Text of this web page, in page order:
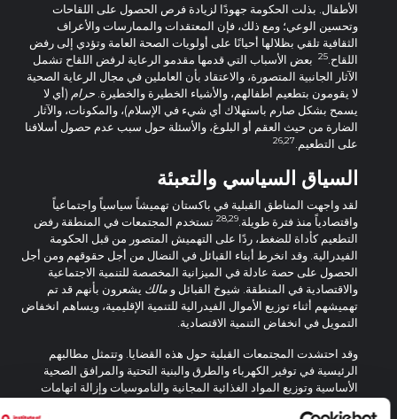
الأطفال. بذلت الحكومة جهودًا لزيادة فرص الحصول على اللقاحات
وتحسين الوعي؛ ومع ذلك، فإن المعتقدات والممارسات والأعراف
الثقافية تلقي بظلالها أحيانًا على أولويات الصحة العامة وتؤدي إلى رفض
اللقاح.25 بعض الأسباب التي قدمها مقدمو الرعاية لرفض اللقاح تشمل
الآثار الجانبية المتصورة، والاعتقاد بأن العاملين في مجال الرعاية الصحية
لا يقومون بتطعيم أطفالهم، والأشياء الخطيرة والخطيرة.حرام(أي لا
يسمح بشكل صارم باستهلاك أي شيء في الإسلام)، والمكونات، والآثار
الضارة من حيث العقم أو البلوغ، والأسئلة حول سبب عدم حصول أسلافنا
على التطعيم.26,27
السياق السياسي والتعبئة
لقد واجهت المناطق القبلية في باكستان تهميشاً سياسياً واجتماعياً
واقتصادياً منذ فترة طويلة. 28,29 تستخدم المجتمعات في المنطقة رفض
التطعيم كأداة للضغط، ردًا على التهميش المتصور من قبل الحكومة
الفيدرالية. وقد انخرط أبناء القبائل في النضال من أجل حقوقهم ومن أجل
الحصول على حصة عادلة في الميزانية المخصصة للتنمية الاجتماعية
والاقتصادية في المنطقة. شيوخ القبائل ومالكيشعرون بأنهم قد تم
تهميشهم أثناء توزيع الأموال الفيدرالية للتنمية الإقليمية، ويساهم انخفاض
التمويل في انخفاض التنمية الاقتصادية.
وقد احتشدت المجتمعات القبلية حول هذه القضايا. وتتمثل مطالبهم
الرئيسية في توفير الكهرباء والطرق والبنية التحتية والمرافق الصحية
الأساسية وتوزيع المواد الغذائية المجانية والناموسيات وإزالة اتهامات